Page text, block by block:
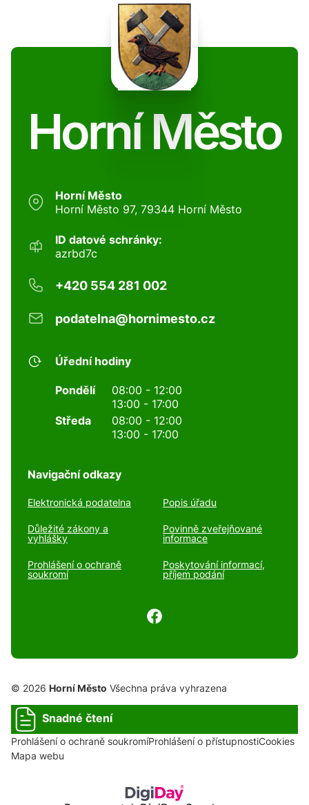
Horní Město
Horní Město
Horní Město 97, 79344 Horní Město
ID datové schránky:
azrbd7c
+420 554 281 002
podatelna@hornimesto.cz
Úřední hodiny
Pondělí
08:00 - 12:00
13:00 - 17:00
Středa
08:00 - 12:00
13:00 - 17:00
Navigační odkazy
Elektronická podatelna Popis úřadu
Důležité zákony a
vyhlášky
Povinně zveřejňované
informace
Prohlášení o ochraně
soukromí
Poskytování informací,
příjem podání
© 2026 Horní Město Všechna práva vyhrazena
Snadné čtení
Prohlášení o ochraně soukromíProhlášení o přístupnostiCookies
Mapa webu